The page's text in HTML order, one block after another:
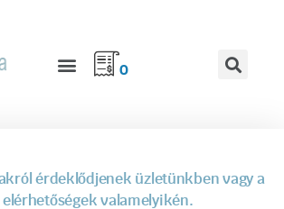
0
érdeklődjenek üzletünkben vagy a
elérhetőségek valamelyikén.